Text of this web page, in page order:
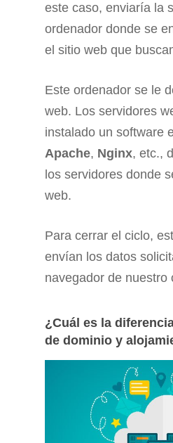
este caso, enviaría la
ordenador donde se
el sitio web que
Este ordenador se le
web. Los servidores
instalado un software
Apache, Nginx, etc.,
los servidores donde
web.
Para cerrar el ciclo,
envían los datos
navegador de nuestro
¿Cuál es la
de dominio y